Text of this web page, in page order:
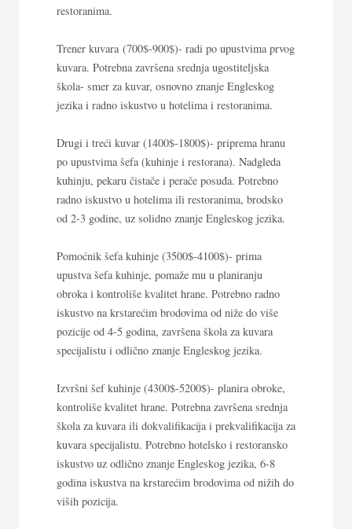
restoranima.
Trener kuvara (700$-900$)- radi po upustvima prvog
kuvara. Potrebna završena srednja ugostiteljska
škola- smer za kuvar, osnovno znanje Engleskog
jezika i radno iskustvo u hotelima i restoranima.
Drugi i treći kuvar (1400$-1800$)- priprema hranu
po upustvima šefa (kuhinje i restorana). Nadgleda
kuhinju, pekaru čistače i perače posuđa. Potrebno
radno iskustvo u hotelima ili restoranima, brodsko
od 2-3 godine, uz solidno znanje Engleskog jezika.
Pomoćnik šefa kuhinje (3500$-4100$)- prima
upustva šefa kuhinje, pomaže mu u planiranju
obroka i kontroliše kvalitet hrane. Potrebno radno
iskustvo na krstarećim brodovima od niže do više
pozicije od 4-5 godina, završena škola za kuvara
specijalistu i odlično znanje Engleskog jezika.
Izvršni šef kuhinje (4300$-5200$)- planira obroke,
kontroliše kvalitet hrane. Potrebna završena srednja
škola za kuvara ili dokvalifikacija i prekvalifikacija za
kuvara specijalistu. Potrebno hotelsko i restoransko
iskustvo uz odlično znanje Engleskog jezika, 6-8
godina iskustva na krstarećim brodovima od nižih do
viših pozicija.